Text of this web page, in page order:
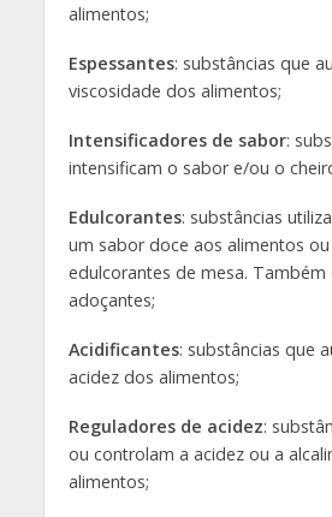
alimentos;
Espessantes: substâncias que
viscosidade dos alimentos;
Intensificadores de sabor:
intensificam o sabor e/ou o
Edulcorantes: substâncias
um sabor doce aos alimentos
edulcorantes de mesa. Também
adoçantes;
Acidificantes: substâncias que
acidez dos alimentos;
Reguladores de acidez:
ou controlam a acidez ou a
alimentos;